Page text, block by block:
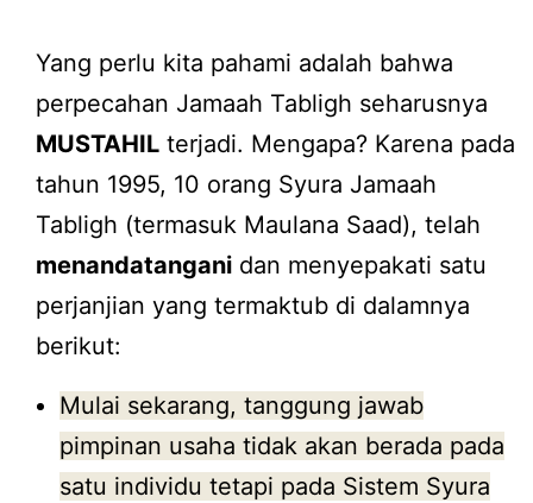
Yang perlu kita pahami adalah bahwa
perpecahan Jamaah Tabligh seharusnya
MUSTAHIL terjadi. Mengapa? Karena pada
tahun 1995, 10 orang Syura Jamaah
Tabligh (termasuk Maulana Saad), telah
menandatangani dan menyepakati satu
perjanjian yang termaktub di dalamnya
berikut:
Mulai sekarang, tanggung jawab
pimpinan usaha tidak akan berada pada
satu individu tetapi pada Sistem Syura